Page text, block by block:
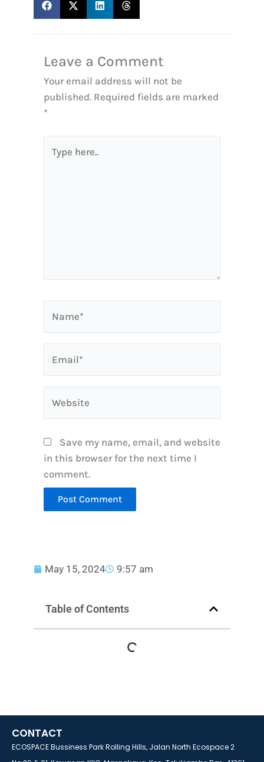
Leave a Comment
Your email address will not be
published. Required fields are marked
*
here..
Save my name, email, and website
in this browser for the next time I
comment.
May 15, 2024 9:57 am
Table of Contents
CONTACT
ECOSPACE Bussiness Park Rolling Hills, Jalan North Ecospace 2